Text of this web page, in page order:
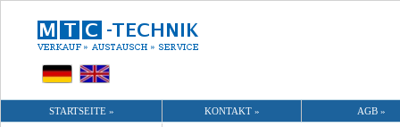
STARTSEITE » KONTAKT » AGB »